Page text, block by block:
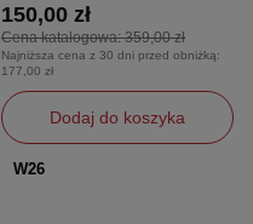
Cena katalogowa:359,00 zł
150,00 zł
Najniższa cena z 30 dni przed obniżką:
177,00 zł
Dodaj do koszyka
W26